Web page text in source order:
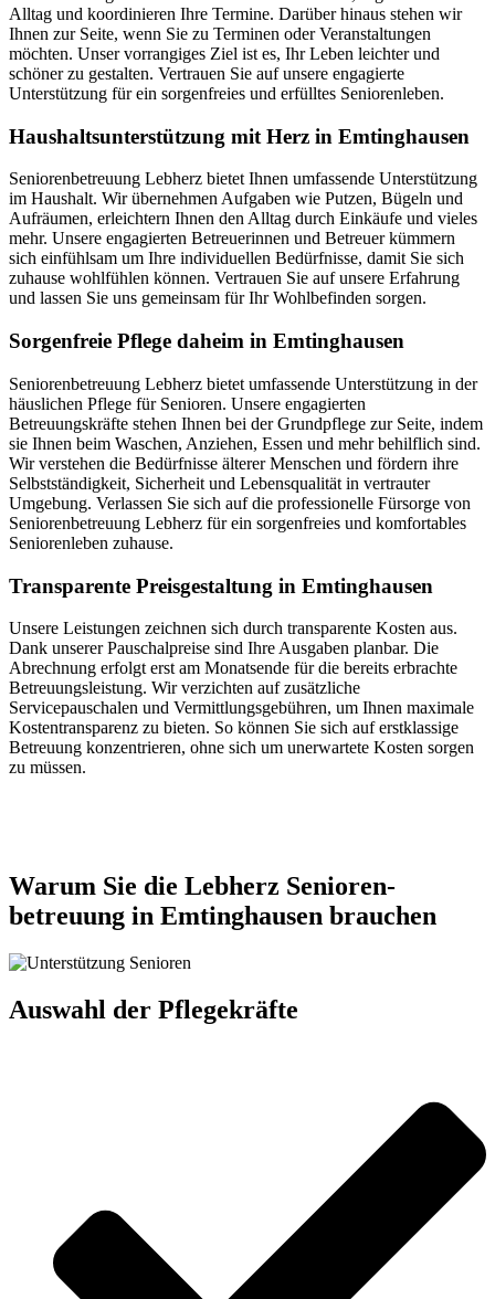
Alltag und koordinieren Ihre Termine. Darüber hinaus stehen wir
Ihnen zur Seite, wenn Sie zu Terminen oder Veranstaltungen
möchten. Unser vorrangiges Ziel ist es, Ihr Leben leichter und
schöner zu gestalten. Vertrauen Sie auf unsere engagierte
Unterstützung für ein sorgenfreies und erfülltes Seniorenleben.
Haushalts­unterstützung mit Herz in Emtinghausen
Seniorenbetreuung Lebherz bietet Ihnen umfassende Unterstützung
im Haushalt. Wir übernehmen Aufgaben wie Putzen, Bügeln und
Aufräumen, erleichtern Ihnen den Alltag durch Einkäufe und vieles
mehr. Unsere engagierten Betreuerinnen und Betreuer kümmern
sich einfühlsam um Ihre individuellen Bedürfnisse, damit Sie sich
zuhause wohlfühlen können. Vertrauen Sie auf unsere Erfahrung
und lassen Sie uns gemeinsam für Ihr Wohlbefinden sorgen.
Sorgenfreie Pflege daheim in Emtinghausen
Seniorenbetreuung Lebherz bietet umfassende Unterstützung in der
häuslichen Pflege für Senioren. Unsere engagierten
Betreuungskräfte stehen Ihnen bei der Grundpflege zur Seite, indem
sie Ihnen beim Waschen, Anziehen, Essen und mehr behilflich sind.
Wir verstehen die Bedürfnisse älterer Menschen und fördern ihre
Selbstständigkeit, Sicherheit und Lebensqualität in vertrauter
Umgebung. Verlassen Sie sich auf die professionelle Fürsorge von
Seniorenbetreuung Lebherz für ein sorgenfreies und komfortables
Seniorenleben zuhause.
Transparente Preisgestaltung in Emtinghausen
Unsere Leistungen zeichnen sich durch transparente Kosten aus.
Dank unserer Pauschalpreise sind Ihre Ausgaben planbar. Die
Abrechnung erfolgt erst am Monatsende für die bereits erbrachte
Betreuungsleistung. Wir verzichten auf zusätzliche
Servicepauschalen und Vermittlungsgebühren, um Ihnen maximale
Kostentransparenz zu bieten. So können Sie sich auf erstklassige
Betreuung konzentrieren, ohne sich um unerwartete Kosten sorgen
zu müssen.
Warum Sie die Lebherz Senioren­
betreuung in Emtinghausen brauchen
Auswahl der Pflegekräfte